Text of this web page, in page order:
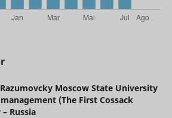
Razumovcky Moscow State University
(The First Cossack
Russia